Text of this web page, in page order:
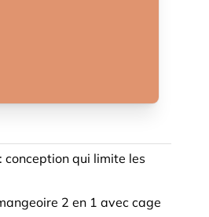
conception qui limite les
2 en 1 avec cage